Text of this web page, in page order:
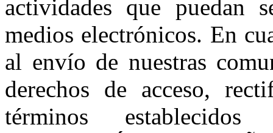
actividades que puedan
medios electrónicos. En
al envío de nuestras
derechos de acceso,
términos